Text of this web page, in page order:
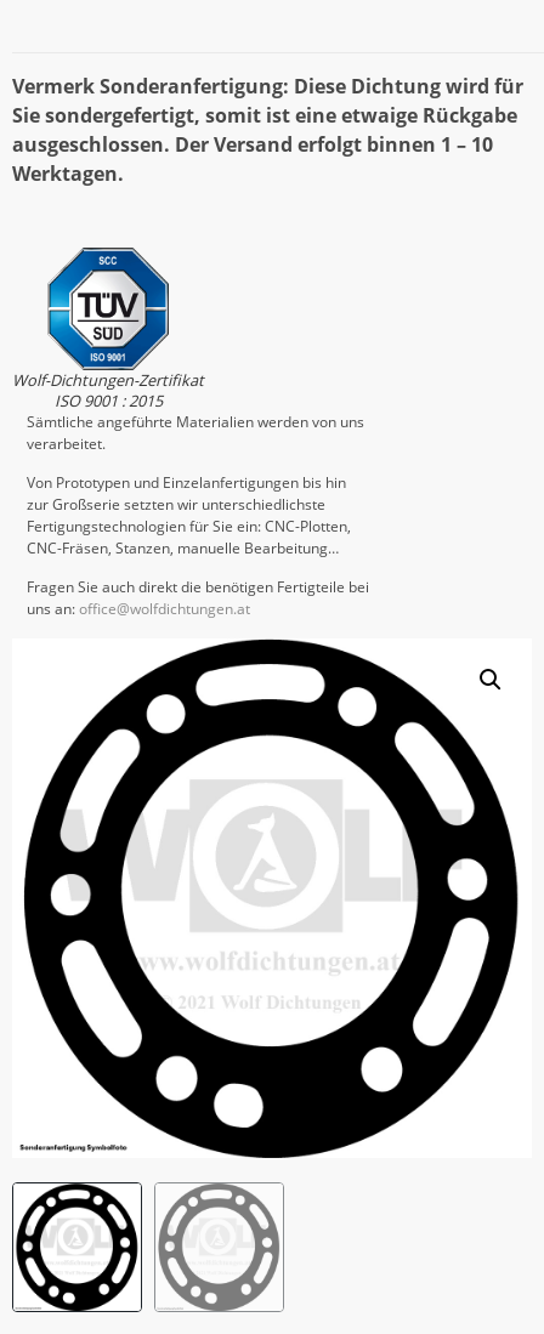
Vermerk Sonderanfertigung: Diese Dichtung wird für
Sie sondergefertigt, somit ist eine etwaige Rückgabe
ausgeschlossen. Der Versand erfolgt binnen 1 – 10
Werktagen.
Wolf-Dichtungen-Zertifikat
ISO 9001 : 2015
Sämtliche angeführte Materialien werden von uns
verarbeitet.
Von Prototypen und Einzelanfertigungen bis hin
zur Großserie setzten wir unterschiedlichste
Fertigungstechnologien für Sie ein: CNC-Plotten,
CNC-Fräsen, Stanzen, manuelle Bearbeitung…
Fragen Sie auch direkt die benötigen Fertigteile bei
uns an:office@wolfdichtungen.at